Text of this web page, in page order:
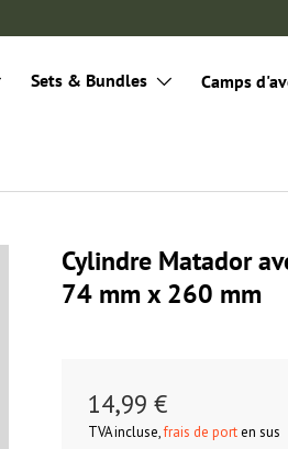
Sets & Bundles Camps
Cylindre Matador
74 mm x 260 mm
14,99 €
TVA incluse,frais de porten sus